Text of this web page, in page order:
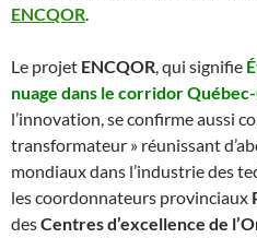
ENCQOR.
Le projet ENCQOR, qui signifie
nuage dans le corridor
l’innovation, se confirme aussi
transformateur » réunissant
mondiaux dans l’industrie des
les coordonnateurs provinciaux
desCentres d’excellence de